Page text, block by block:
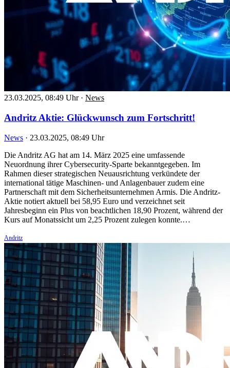
23.03.2025, 08:49 Uhr · News
Andritz Aktie: Glückwunsch zum Fortschritt!
News · 23.03.2025, 08:49 Uhr
Die Andritz AG hat am 14. März 2025 eine umfassende
Neuordnung ihrer Cybersecurity-Sparte bekanntgegeben. Im
Rahmen dieser strategischen Neuausrichtung verkündete der
international tätige Maschinen- und Anlagenbauer zudem eine
Partnerschaft mit dem Sicherheitsunternehmen Armis. Die Andritz-
Aktie notiert aktuell bei 58,95 Euro und verzeichnet seit
Jahresbeginn ein Plus von beachtlichen 18,90 Prozent, während der
Kurs auf Monatssicht um 2,25 Prozent zulegen konnte.…
Andritz